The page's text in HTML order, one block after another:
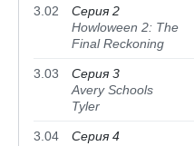
3.02
Серия 2
Howloween 2: The
Final Reckoning
3.03
Серия 3
Avery Schools
Tyler
3.04
Серия 4